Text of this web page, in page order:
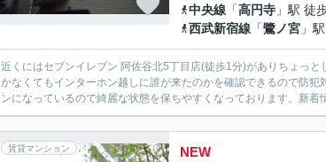
中央線 「高円寺 」駅 徒
西武新宿線 「鷺ノ宮 」
近くにはセブンイレブン 阿佐谷北5丁目店(徒歩1分)がありちょっ
かなくてもインターホン越しに誰が来たのかを確認できるので防
ンになっているので綺麗な状態を保ちやすくなっております。新
賃貸マンション NEW